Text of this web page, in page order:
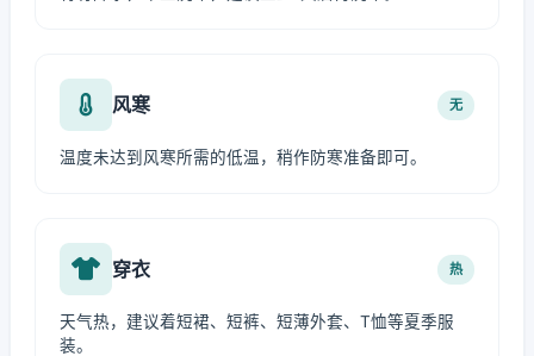
风寒 无
温度未达到风寒所需的低温，稍作防寒准备即可。
穿衣 热
天气热，建议着短裙、短裤、短薄外套、T恤等夏季服
装。